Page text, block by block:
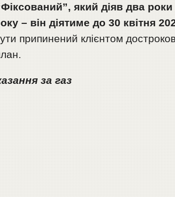
який діяв два
– він діятиме до 30 квітня
припинений клієнтом
за газ